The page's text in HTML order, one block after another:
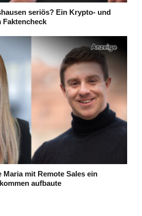
seriös? Ein Krypto- und
Faktencheck
Maria mit Remote Sales ein
aufbaute